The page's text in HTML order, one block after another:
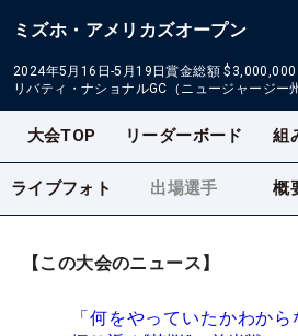
ミズホ・アメリカズオープン
2024年5月16日-5月19日賞金総額 $3,000,000
リバティ・ナショナルGC（ニュージャージー
大会TOP リーダーボード 組
ライブフォト 出場選手 概
【この大会のニュース】
「何をやっていたかわか